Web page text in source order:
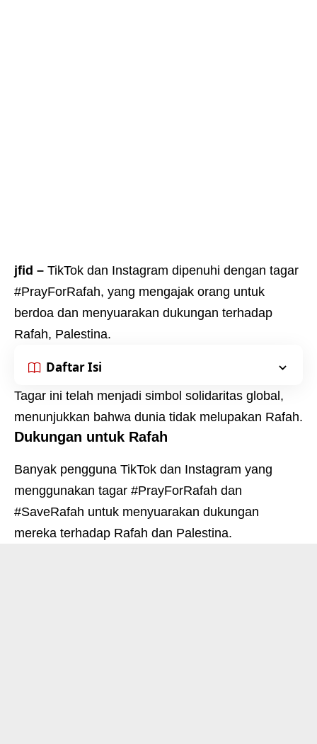
jfid – TikTok dan Instagram dipenuhi dengan tagar
#PrayForRafah, yang mengajak orang untuk
berdoa dan menyuarakan dukungan terhadap
Rafah, Palestina.
Daftar Isi
Tagar ini telah menjadi simbol solidaritas global,
menunjukkan bahwa dunia tidak melupakan Rafah.
Dukungan untuk Rafah
Banyak pengguna TikTok dan Instagram yang
menggunakan tagar #PrayForRafah dan
#SaveRafah untuk menyuarakan dukungan
mereka terhadap Rafah dan Palestina.